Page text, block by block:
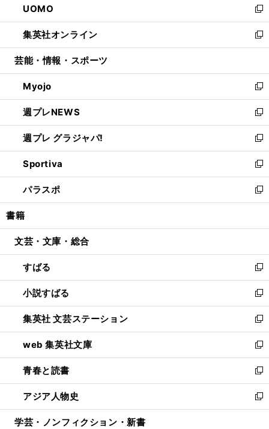
く
で
開
く
ド
ウ
で
開
ィ
ン
ド
ウ
開
く
い
ウ
ィ
ン
ウ
で
開
く
UOMO
新
し
い
ウ
ン
ド
ウ
で
開
く
集英社オンライン
新
し
ウ
ィ
ン
ド
ウ
で
開
く
芸能・情報・スポーツ
Myojo
新
し
い
ウ
ィ
ン
ド
ウ
で
開
週プレNEWS
新
し
い
ウ
ィ
ン
ド
ウ
開
週プレ グラジャパ!
新
し
い
ウ
ィ
ン
ウ
開
く
Sportiva
新
し
い
ウ
ン
ウ
で
開
く
パラスポ
新
し
ウ
ン
ド
ウ
で
開
く
書籍
文芸・文庫・総合
すばる
新
し
い
ウ
ィ
ン
ド
ウ
で
開
く
小説すばる
新
し
い
ウ
ィ
ン
ド
ウ
で
開
集英社 文芸ステーション
新
し
い
ウ
ィ
ン
ド
ウ
web 集英社文庫
新
し
い
ウ
ィ
ン
青春と読書
新
し
い
ウ
アジア人物史
新
し
学芸・ノンフィクション・新書